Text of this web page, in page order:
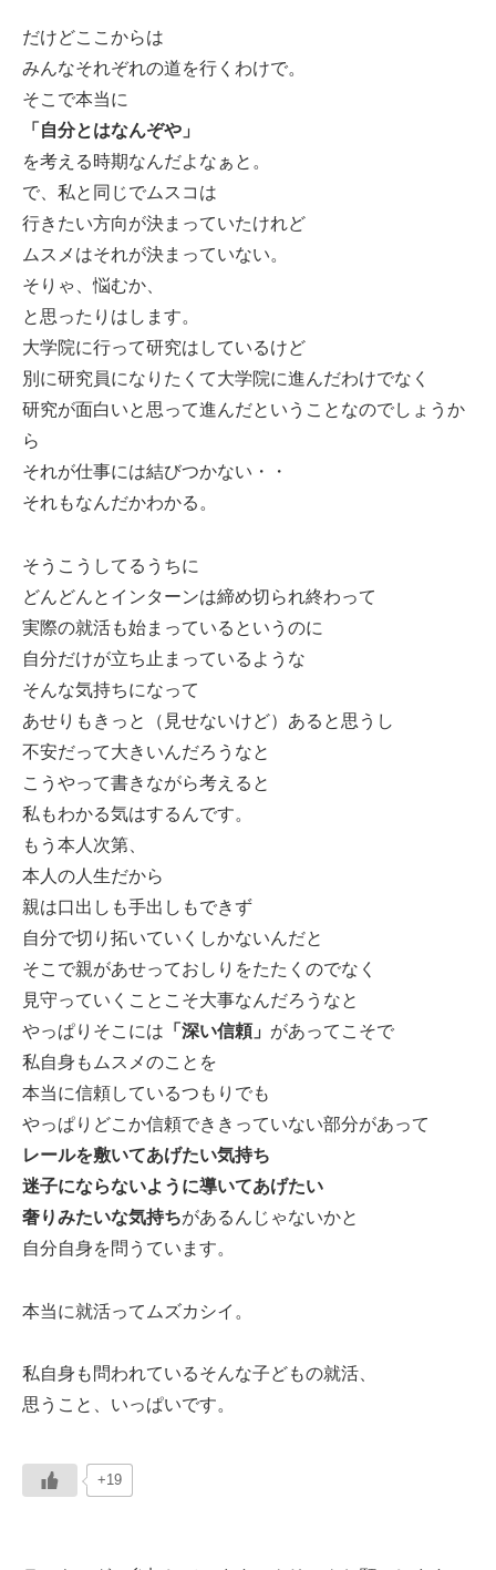
だけどここからは
みんなそれぞれの道を行くわけで。
そこで本当に
「自分とはなんぞや」
を考える時期なんだよなぁと。
で、私と同じでムスコは
行きたい方向が決まっていたけれど
ムスメはそれが決まっていない。
そりゃ、悩むか、
と思ったりはします。
大学院に行って研究はしているけど
別に研究員になりたくて大学院に進んだわけでなく
研究が面白いと思って進んだということなのでしょうか
ら
それが仕事には結びつかない・・
それもなんだかわかる。
そうこうしてるうちに
どんどんとインターンは締め切られ終わって
実際の就活も始まっているというのに
自分だけが立ち止まっているような
そんな気持ちになって
あせりもきっと（見せないけど）あると思うし
不安だって大きいんだろうなと
こうやって書きながら考えると
私もわかる気はするんです。
もう本人次第、
本人の人生だから
親は口出しも手出しもできず
自分で切り拓いていくしかないんだと
そこで親があせっておしりをたたくのでなく
見守っていくことこそ大事なんだろうなと
やっぱりそこには 「深い信頼」 があってこそで
私自身もムスメのことを
本当に信頼しているつもりでも
やっぱりどこか信頼でききっていない部分があって
レールを敷いてあげたい気持ち
迷子にならないように導いてあげたい
奢りみたいな気持ちがあるんじゃないかと
自分自身を問うています。
本当に就活ってムズカシイ。
私自身も問われているそんな子どもの就活、
思うこと、いっぱいです。
+19